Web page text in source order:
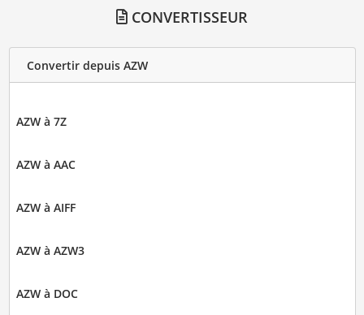
CONVERTISSEUR
Convertir depuis AZW
AZW à 7Z
AZW à AAC
AZW à AIFF
AZW à AZW3
AZW à DOC